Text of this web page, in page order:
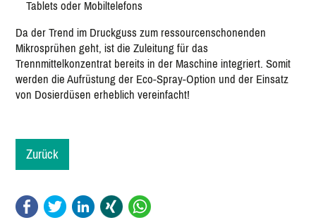
Tablets oder Mobiltelefons
Da der Trend im Druckguss zum ressourcenschonenden
Mikrosprühen geht, ist die Zuleitung für das
Trennmittelkonzentrat bereits in der Maschine integriert. Somit
werden die Aufrüstung der Eco-Spray-Option und der Einsatz
von Dosierdüsen erheblich vereinfacht!
Zurück
FacebookTwitter LinkedInXing